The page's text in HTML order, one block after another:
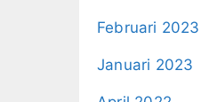
Februari 2023
Januari 2023